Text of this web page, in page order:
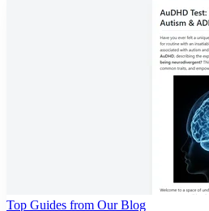
Top Guides from Our Blog